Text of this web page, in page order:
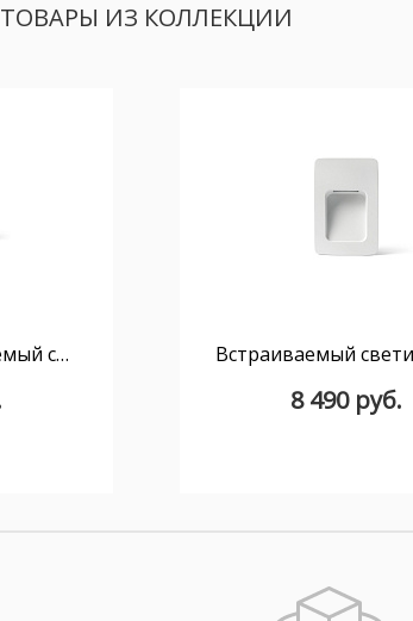
ТОВАРЫ ИЗ КОЛЛЕКЦИИ
Уличный встраиваемый светильник Nase-1 белый
8 490 руб.